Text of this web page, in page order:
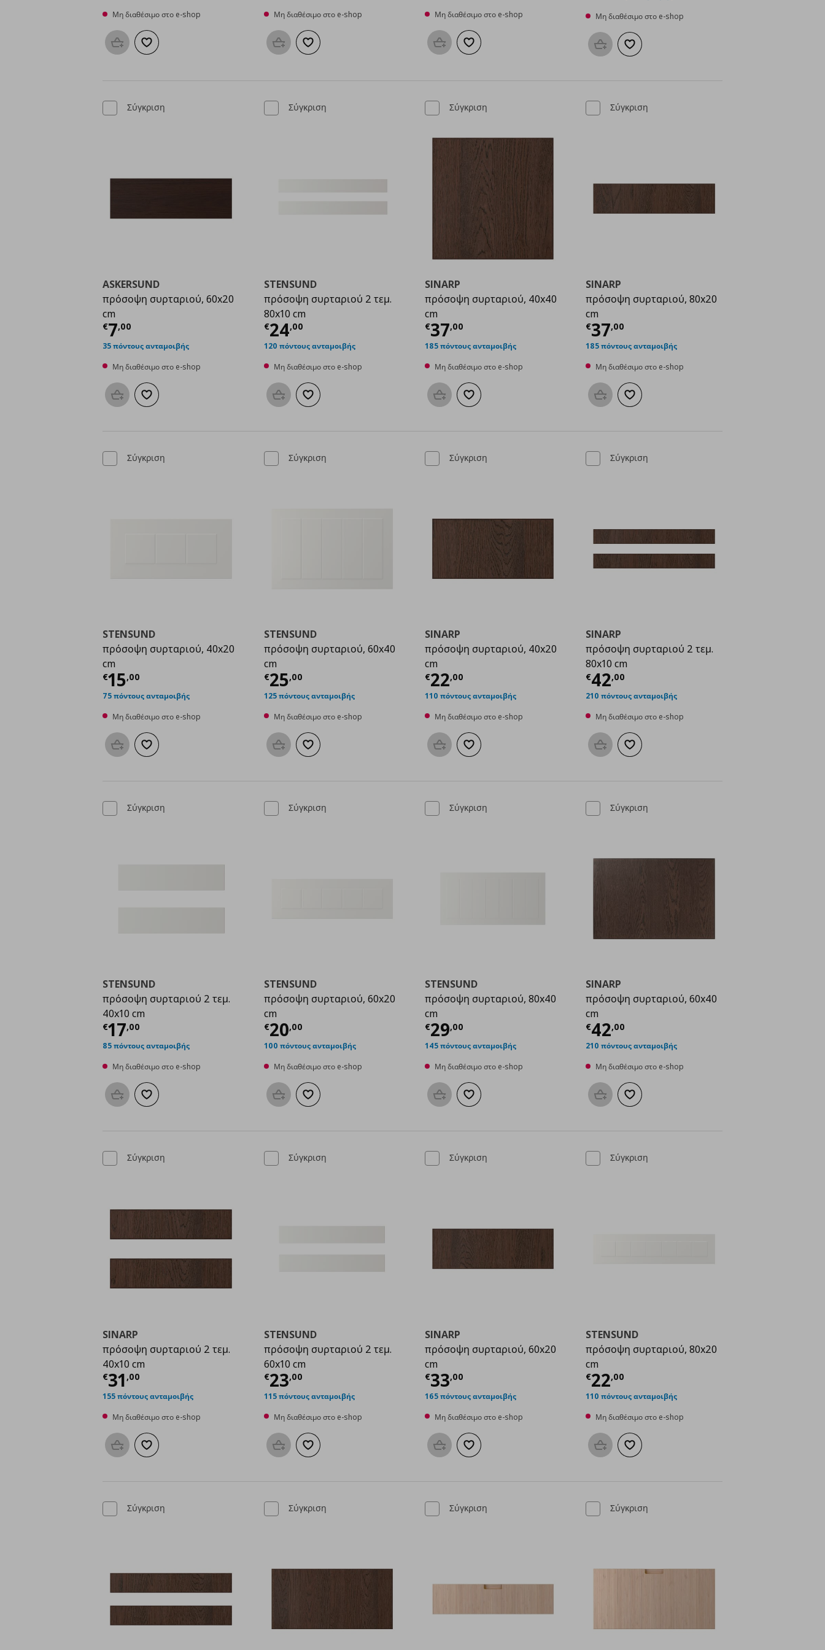
Μη διαθέσιμο στο e-shop
Προσθήκη στο καλάθι
Προσθήκη στα αγαπημένα
Μη διαθέσιμο στο e-shop
Προσθήκη στο καλάθι
Προσθήκη στα αγαπημένα
Μη διαθέσιμο στο e-shop
Προσθήκη στο καλάθι
Προσθήκη στα αγαπημένα
Μη διαθέσιμο στο e-shop
Προσθήκη στο καλάθι
Προσθήκη στα αγαπημένα
Σύγκριση
ASKERSUND
πρόσοψη συρταριού, 60x20
cm
€7,00
Τρέχουσα τιμή € 7,00
35 πόντους ανταμοιβής
Μη διαθέσιμο στο e-shop
Προσθήκη στο καλάθι
Προσθήκη στα αγαπημένα
Σύγκριση
STENSUND
πρόσοψη συρταριού 2 τεμ.
80x10 cm
€24,00
Τρέχουσα τιμή € 24,00
120 πόντους ανταμοιβής
Μη διαθέσιμο στο e-shop
Προσθήκη στο καλάθι
Προσθήκη στα αγαπημένα
Σύγκριση
SINARP
πρόσοψη συρταριού, 40x40
cm
€37,00
Τρέχουσα τιμή € 37,00
185 πόντους ανταμοιβής
Μη διαθέσιμο στο e-shop
Προσθήκη στο καλάθι
Προσθήκη στα αγαπημένα
Σύγκριση
SINARP
πρόσοψη συρταριού, 80x20
cm
€37,00
Τρέχουσα τιμή
185 πόντους ανταμοιβής
Μη διαθέσιμο στο e-shop
Προσθήκη στο καλάθι
Προσθήκη στα αγαπημένα
Σύγκριση
STENSUND
πρόσοψη συρταριού, 40x20
cm
€15,00
Τρέχουσα τιμή € 15,00
75 πόντους ανταμοιβής
Μη διαθέσιμο στο e-shop
Προσθήκη στο καλάθι
Προσθήκη στα αγαπημένα
Σύγκριση
STENSUND
πρόσοψη συρταριού, 60x40
cm
€25,00
Τρέχουσα τιμή € 25,00
125 πόντους ανταμοιβής
Μη διαθέσιμο στο e-shop
Προσθήκη στο καλάθι
Προσθήκη στα αγαπημένα
Σύγκριση
SINARP
πρόσοψη συρταριού, 40x20
cm
€22,00
Τρέχουσα τιμή € 22,00
110 πόντους ανταμοιβής
Μη διαθέσιμο στο e-shop
Προσθήκη στο καλάθι
Προσθήκη στα αγαπημένα
Σύγκριση
SINARP
πρόσοψη συρταριού 2 τεμ.
80x10 cm
€42,00
Τρέχουσα τιμή
210 πόντους ανταμοιβής
Μη διαθέσιμο στο e-shop
Προσθήκη στο καλάθι
Προσθήκη στα αγαπημένα
Σύγκριση
STENSUND
πρόσοψη συρταριού 2 τεμ.
40x10 cm
€17,00
Τρέχουσα τιμή € 17,00
85 πόντους ανταμοιβής
Μη διαθέσιμο στο e-shop
Προσθήκη στο καλάθι
Προσθήκη στα αγαπημένα
Σύγκριση
STENSUND
πρόσοψη συρταριού, 60x20
cm
€20,00
Τρέχουσα τιμή € 20,00
100 πόντους ανταμοιβής
Μη διαθέσιμο στο e-shop
Προσθήκη στο καλάθι
Προσθήκη στα αγαπημένα
Σύγκριση
STENSUND
πρόσοψη συρταριού, 80x40
cm
€29,00
Τρέχουσα τιμή € 29,00
145 πόντους ανταμοιβής
Μη διαθέσιμο στο e-shop
Προσθήκη στο καλάθι
Προσθήκη στα αγαπημένα
Σύγκριση
SINARP
πρόσοψη συρταριού, 60x40
cm
€42,00
Τρέχουσα τιμή
210 πόντους ανταμοιβής
Μη διαθέσιμο στο e-shop
Προσθήκη στο καλάθι
Προσθήκη στα αγαπημένα
Σύγκριση
SINARP
πρόσοψη συρταριού 2 τεμ.
40x10 cm
€31,00
Τρέχουσα τιμή € 31,00
155 πόντους ανταμοιβής
Μη διαθέσιμο στο e-shop
Προσθήκη στο καλάθι
Προσθήκη στα αγαπημένα
Σύγκριση
STENSUND
πρόσοψη συρταριού 2 τεμ.
60x10 cm
€23,00
Τρέχουσα τιμή € 23,00
115 πόντους ανταμοιβής
Μη διαθέσιμο στο e-shop
Προσθήκη στο καλάθι
Προσθήκη στα αγαπημένα
Σύγκριση
SINARP
πρόσοψη συρταριού, 60x20
cm
€33,00
Τρέχουσα τιμή € 33,00
165 πόντους ανταμοιβής
Μη διαθέσιμο στο e-shop
Προσθήκη στο καλάθι
Προσθήκη στα αγαπημένα
Σύγκριση
STENSUND
πρόσοψη συρταριού, 80x20
cm
€22,00
Τρέχουσα τιμή
110 πόντους ανταμοιβής
Μη διαθέσιμο στο e-shop
Προσθήκη στο καλάθι
Προσθήκη στα αγαπημένα
Σύγκριση Σύγκριση Σύγκριση Σύγκριση